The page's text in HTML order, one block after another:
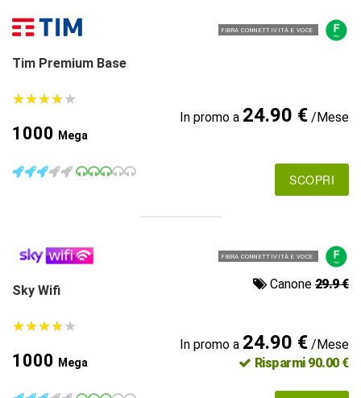
FIBRA CONNETTIVITÀ E VOCE
Tim Premium Base
★★★★★
★★★★★
1000 Mega
In promo a 24.90 €/Mese
SCOPRI
FIBRA CONNETTIVITÀ E VOCE
Sky Wifi Canone 29.9 €
★★★★★
★★★★★
1000 Mega
In promo a 24.90 €/Mese
Risparmi 90.00 €